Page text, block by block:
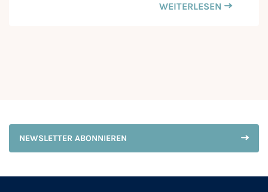
WEITERLESEN
NEWSLETTER ABONNIEREN